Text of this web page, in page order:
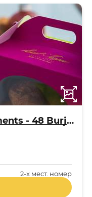
Dream Inn Dubai Apartments - 48 Burj Gate
2-x мест. номер